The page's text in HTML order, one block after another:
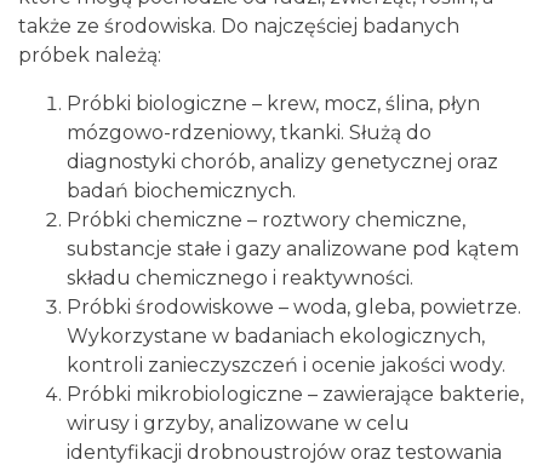
także ze środowiska. Do najczęściej badanych
próbek należą:
Próbki biologiczne – krew, mocz, ślina, płyn
mózgowo-rdzeniowy, tkanki. Służą do
diagnostyki chorób, analizy genetycznej oraz
badań biochemicznych.
Próbki chemiczne – roztwory chemiczne,
substancje stałe i gazy analizowane pod kątem
składu chemicznego i reaktywności.
Próbki środowiskowe – woda, gleba, powietrze.
Wykorzystane w badaniach ekologicznych,
kontroli zanieczyszczeń i ocenie jakości wody.
Próbki mikrobiologiczne – zawierające bakterie,
wirusy i grzyby, analizowane w celu
identyfikacji drobnoustrojów oraz testowania